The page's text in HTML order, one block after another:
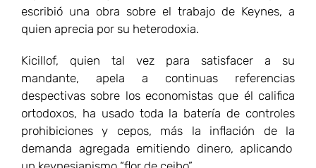
escribió una obra sobre el trabajo de Keynes, a
quien aprecia por su heterodoxia.
Kicillof, quien tal vez para satisfacer a su
mandante, apela a continuas referencias
despectivas sobre los economistas que él califica
ortodoxos, ha usado toda la batería de controles
prohibiciones y cepos, más la inflación de la
demanda agregada emitiendo dinero, aplicando